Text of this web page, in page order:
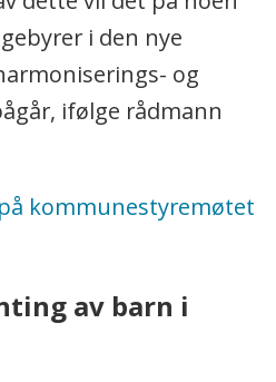
i den nye
og
ifølge rådmann
kommunestyremøtet
av barn i